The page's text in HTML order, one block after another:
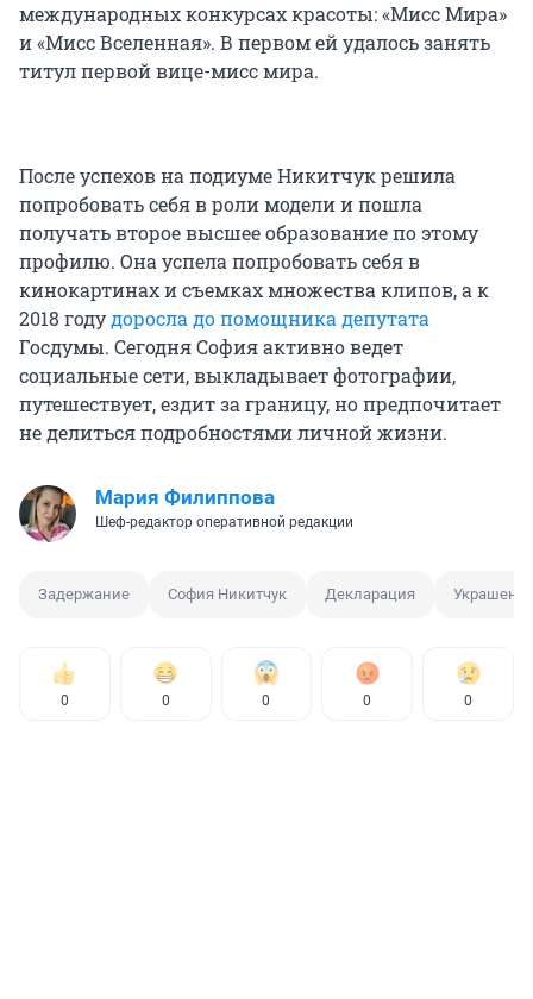
международных конкурсах красоты: «Мисс Мира»
и «Мисс Вселенная». В первом ей удалось занять
титул первой вице-мисс мира.
После успехов на подиуме Никитчук решила
попробовать себя в роли модели и пошла
получать второе высшее образование по этому
профилю. Она успела попробовать себя в
кинокартинах и съемках множества клипов, а к
2018 годудоросла до помощника депутата
Госдумы. Сегодня София активно ведет
социальные сети, выкладывает фотографии,
путешествует, ездит за границу, но предпочитает
не делиться подробностями личной жизни.
Мария Филиппова
Шеф-редактор оперативной редакции
Задержание София Никитчук Декларация
0 0 0 0 0